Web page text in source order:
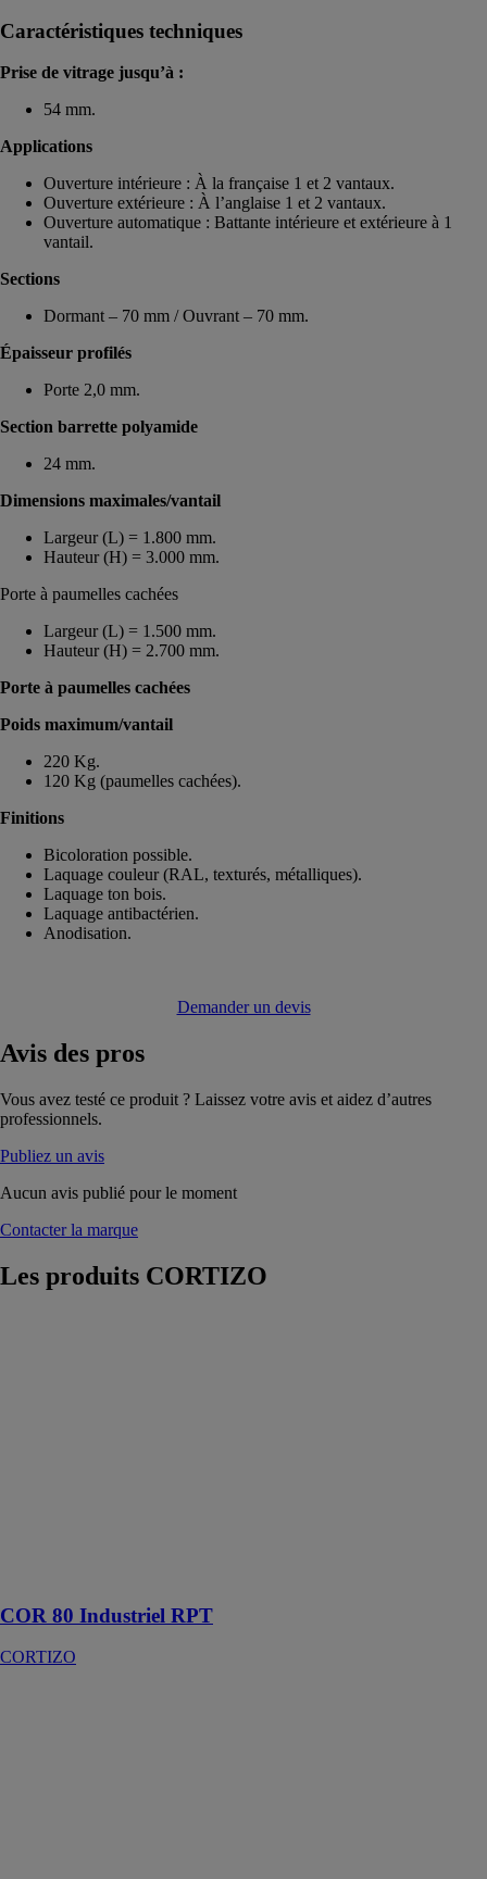
Caractéristiques techniques
Prise de vitrage jusqu’à :
54 mm.
Applications
Ouverture intérieure : À la française 1 et 2 vantaux.
Ouverture extérieure : À l’anglaise 1 et 2 vantaux.
Ouverture automatique : Battante intérieure et extérieure à 1
vantail.
Sections
Dormant – 70 mm / Ouvrant – 70 mm.
Épaisseur profilés
Porte 2,0 mm.
Section barrette polyamide
24 mm.
Dimensions maximales/vantail
Largeur (L) = 1.800 mm.
Hauteur (H) = 3.000 mm.
Porte à paumelles cachées
Largeur (L) = 1.500 mm.
Hauteur (H) = 2.700 mm.
Porte à paumelles cachées
Poids maximum/vantail
220 Kg.
120 Kg (paumelles cachées).
Finitions
Bicoloration possible.
Laquage couleur (RAL, texturés, métalliques).
Laquage ton bois.
Laquage antibactérien.
Anodisation.
Demander un devis
Avis des pros
Vous avez testé ce produit ? Laissez votre avis et aidez d’autres
professionnels.
Publiez un avis
Aucun avis publié pour le moment
Contacter la marque
Les produits CORTIZO
COR 80 Industriel RPT
CORTIZO